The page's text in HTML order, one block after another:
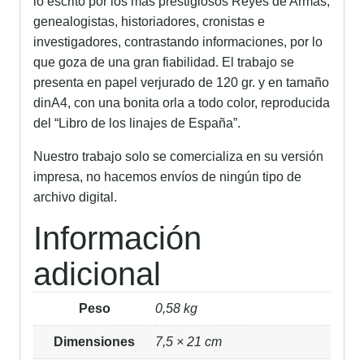
genealogistas, historiadores, cronistas e
investigadores, contrastando informaciones, por lo
que goza de una gran fiabilidad. El trabajo se
presenta en papel verjurado de 120 gr. y en tamaño
dinA4, con una bonita orla a todo color, reproducida
del “Libro de los linajes de España”.
Nuestro trabajo solo se comercializa en su versión
impresa, no hacemos envíos de ningún tipo de
archivo digital.
Información
adicional
Peso 0,58 kg
Dimensiones 7,5 × 21 cm